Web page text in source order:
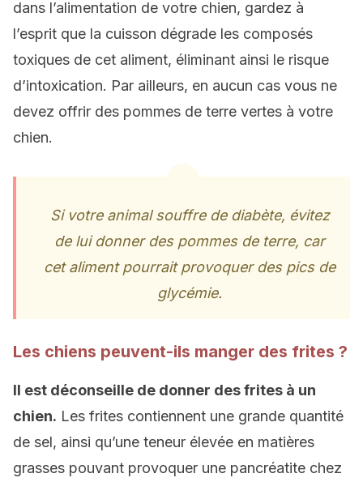
dans l’alimentation de votre chien, gardez à
l’esprit que la cuisson dégrade les composés
toxiques de cet aliment, éliminant ainsi le risque
d’intoxication. Par ailleurs, en aucun cas vous ne
devez offrir des pommes de terre vertes à votre
chien.
Si votre animal souffre de diabète, évitez
de lui donner des pommes de terre, car
cet aliment pourrait provoquer des pics de
glycémie.
Les chiens peuvent-ils manger des frites ?
Il est déconseille de donner des frites à un
chien. Les frites contiennent une grande quantité
de sel, ainsi qu’une teneur élevée en matières
grasses pouvant provoquer une pancréatite chez